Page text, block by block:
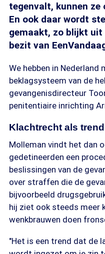
tegenvalt, kunnen ze
En ook daar wordt
gemaakt, zo blijkt
bezit van
We hebben in
beklagsysteem van de
gevangenisdirecteur
penitentiaire inrichting
Klachtrecht als trend
Molleman vindt het dan
gedetineerden een
beslissingen van de
over straffen die de
bijvoorbeeld
hij ziet ook steeds meer
wenkbrauwen doen
"Het is een trend dat de